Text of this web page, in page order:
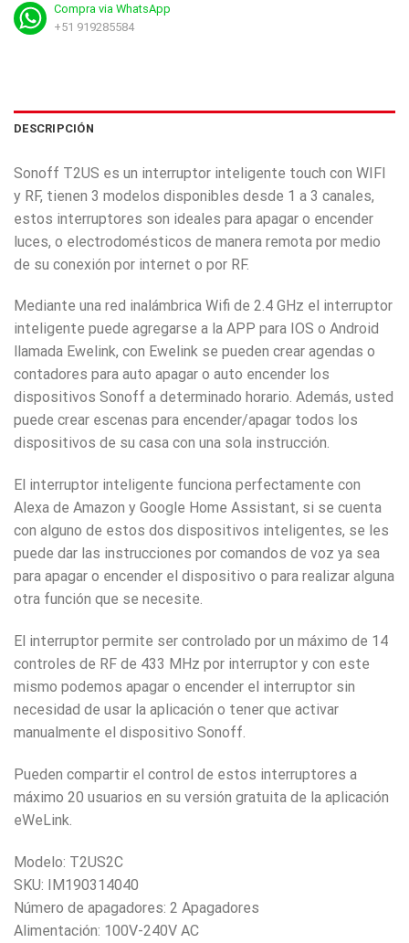
Compra via WhatsApp
+51 919285584
DESCRIPCIÓN
Sonoff T2US es un interruptor inteligente touch con WIFI
y RF, tienen 3 modelos disponibles desde 1 a 3 canales,
estos interruptores son ideales para apagar o encender
luces, o electrodomésticos de manera remota por medio
de su conexión por internet o por RF.
Mediante una red inalámbrica Wifi de 2.4 GHz el interruptor
inteligente puede agregarse a la APP para IOS o Android
llamada Ewelink, con Ewelink se pueden crear agendas o
contadores para auto apagar o auto encender los
dispositivos Sonoff a determinado horario. Además, usted
puede crear escenas para encender/apagar todos los
dispositivos de su casa con una sola instrucción.
El interruptor inteligente funciona perfectamente con
Alexa de Amazon y Google Home Assistant, si se cuenta
con alguno de estos dos dispositivos inteligentes, se les
puede dar las instrucciones por comandos de voz ya sea
para apagar o encender el dispositivo o para realizar alguna
otra función que se necesite.
El interruptor permite ser controlado por un máximo de 14
controles de RF de 433 MHz por interruptor y con este
mismo podemos apagar o encender el interruptor sin
necesidad de usar la aplicación o tener que activar
manualmente el dispositivo Sonoff.
Pueden compartir el control de estos interruptores a
máximo 20 usuarios en su versión gratuita de la aplicación
eWeLink.
Modelo: T2US2C
SKU: IM190314040
Número de apagadores: 2 Apagadores
Alimentación: 100V-240V AC